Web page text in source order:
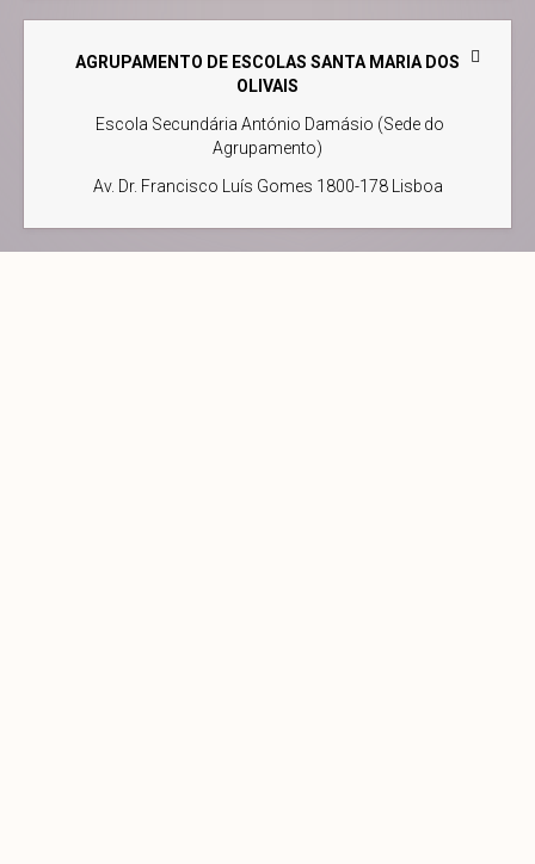
AGRUPAMENTO DE ESCOLAS SANTA MARIA DOS
OLIVAIS
Escola Secundária António Damásio (Sede do
Agrupamento)
Av. Dr. Francisco Luís Gomes 1800-178 Lisboa